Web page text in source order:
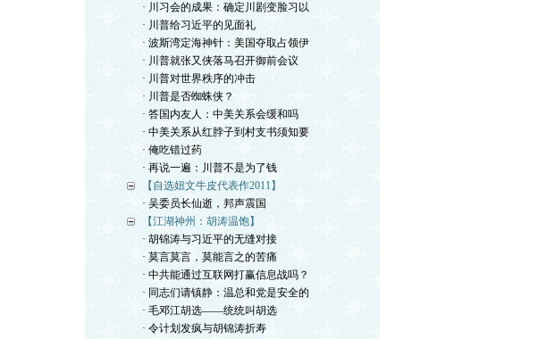
· 川习会的成果：确定川剧变脸习以
· 川普给习近平的见面礼
· 波斯湾定海神针：美国夺取占领伊
· 川普就张又侠落马召开御前会议
· 川普对世界秩序的冲击
· 川普是否蜘蛛侠？
· 答国内友人：中美关系会缓和吗
· 中美关系从红脖子到村支书须知要
· 俺吃错过药
· 再说一遍：川普不是为了钱
【自选妞文牛皮代表作2011】
· 吴委员长仙逝，邦声震国
【江湖神州：胡涛温饱】
· 胡锦涛与习近平的无缝对接
· 莫言莫言，莫能言之的苦痛
· 中共能通过互联网打赢信息战吗？
· 同志们请镇静：温总和党是安全的
· 毛邓江胡选——统统叫胡选
· 令计划发疯与胡锦涛折寿